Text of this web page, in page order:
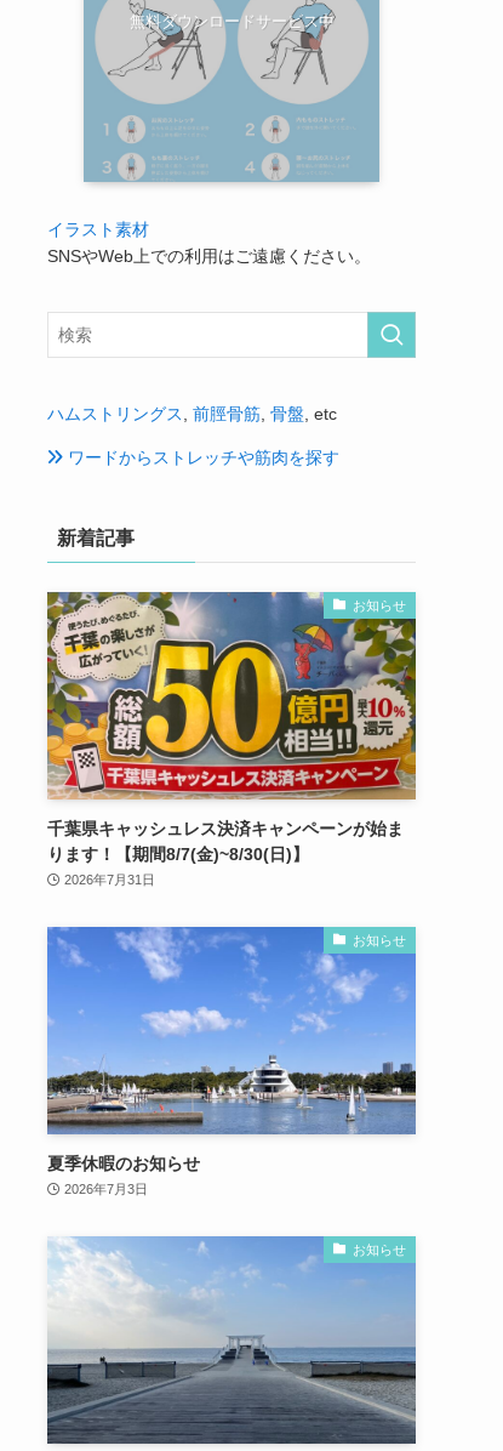
無料ダウンロードサービス中
イラスト素材
SNSやWeb上での利用はご遠慮ください。
ハムストリングス, 前脛骨筋, 骨盤, etc
ワードからストレッチや筋肉を探す
新着記事
お知らせ
千葉県キャッシュレス決済キャンペーンが始ま
ります！【期間8/7(金)~8/30(日)】
2026年7月31日
お知らせ
夏季休暇のお知らせ
2026年7月3日
お知らせ